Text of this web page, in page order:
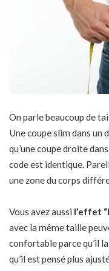
On parle beaucoup de
Une coupe slim dans
qu’une coupe droite dans
code est identique.
une zone du corps
Vous avez aussi l’effet
avec la même taille
confortable parce qu’il
qu’il est pensé plus